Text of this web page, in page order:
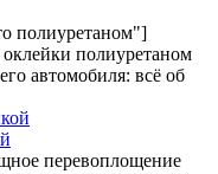
полиуретаном"]
полиуретаном
автомобиля: всё об
перевоплощение